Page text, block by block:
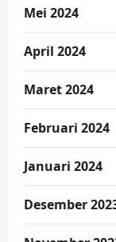
Mei 2024
April 2024
Maret 2024
Februari 2024
Januari 2024
Desember